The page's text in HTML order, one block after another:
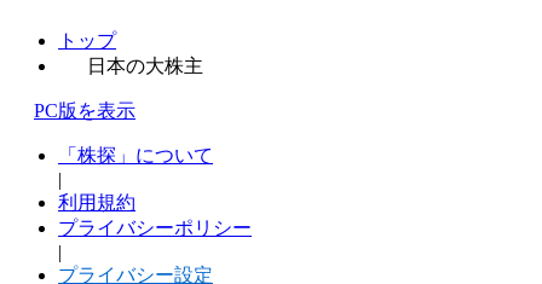
トップ
日本の大株主
PC版を表示
「株探」について
|
利用規約
プライバシーポリシー
|
プライバシー設定